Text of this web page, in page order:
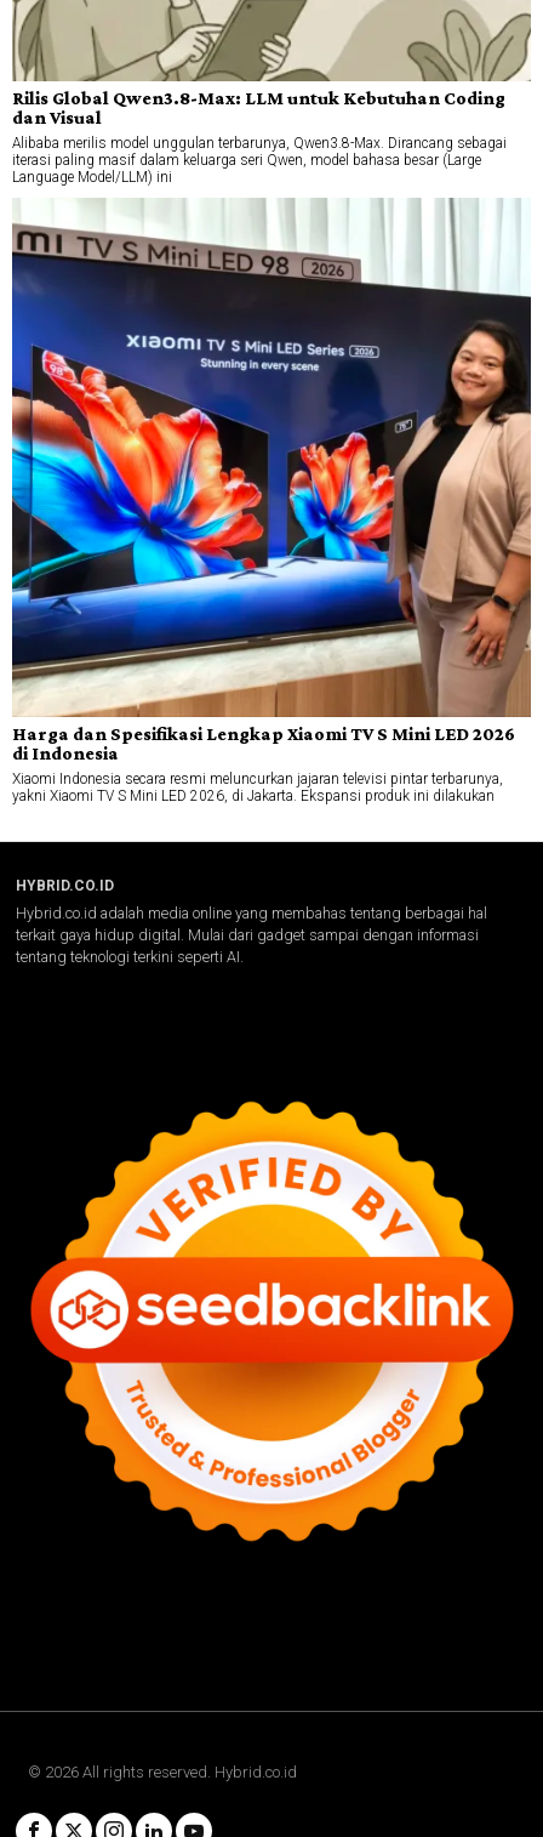
Rilis Global Qwen3.8-Max: LLM untuk Kebutuhan Coding
dan Visual
Alibaba merilis model unggulan terbarunya, Qwen3.8-Max. Dirancang sebagai
iterasi paling masif dalam keluarga seri Qwen, model bahasa besar (Large
Language Model/LLM) ini
Harga dan Spesifikasi Lengkap Xiaomi TV S Mini LED 2026
di Indonesia
Xiaomi Indonesia secara resmi meluncurkan jajaran televisi pintar terbarunya,
yakni Xiaomi TV S Mini LED 2026, di Jakarta. Ekspansi produk ini dilakukan
HYBRID.CO.ID
Hybrid.co.id adalah media online yang membahas tentang berbagai hal
terkait gaya hidup digital. Mulai dari gadget sampai dengan informasi
tentang teknologi terkini seperti AI.
© 2026 All rights reserved. Hybrid.co.id